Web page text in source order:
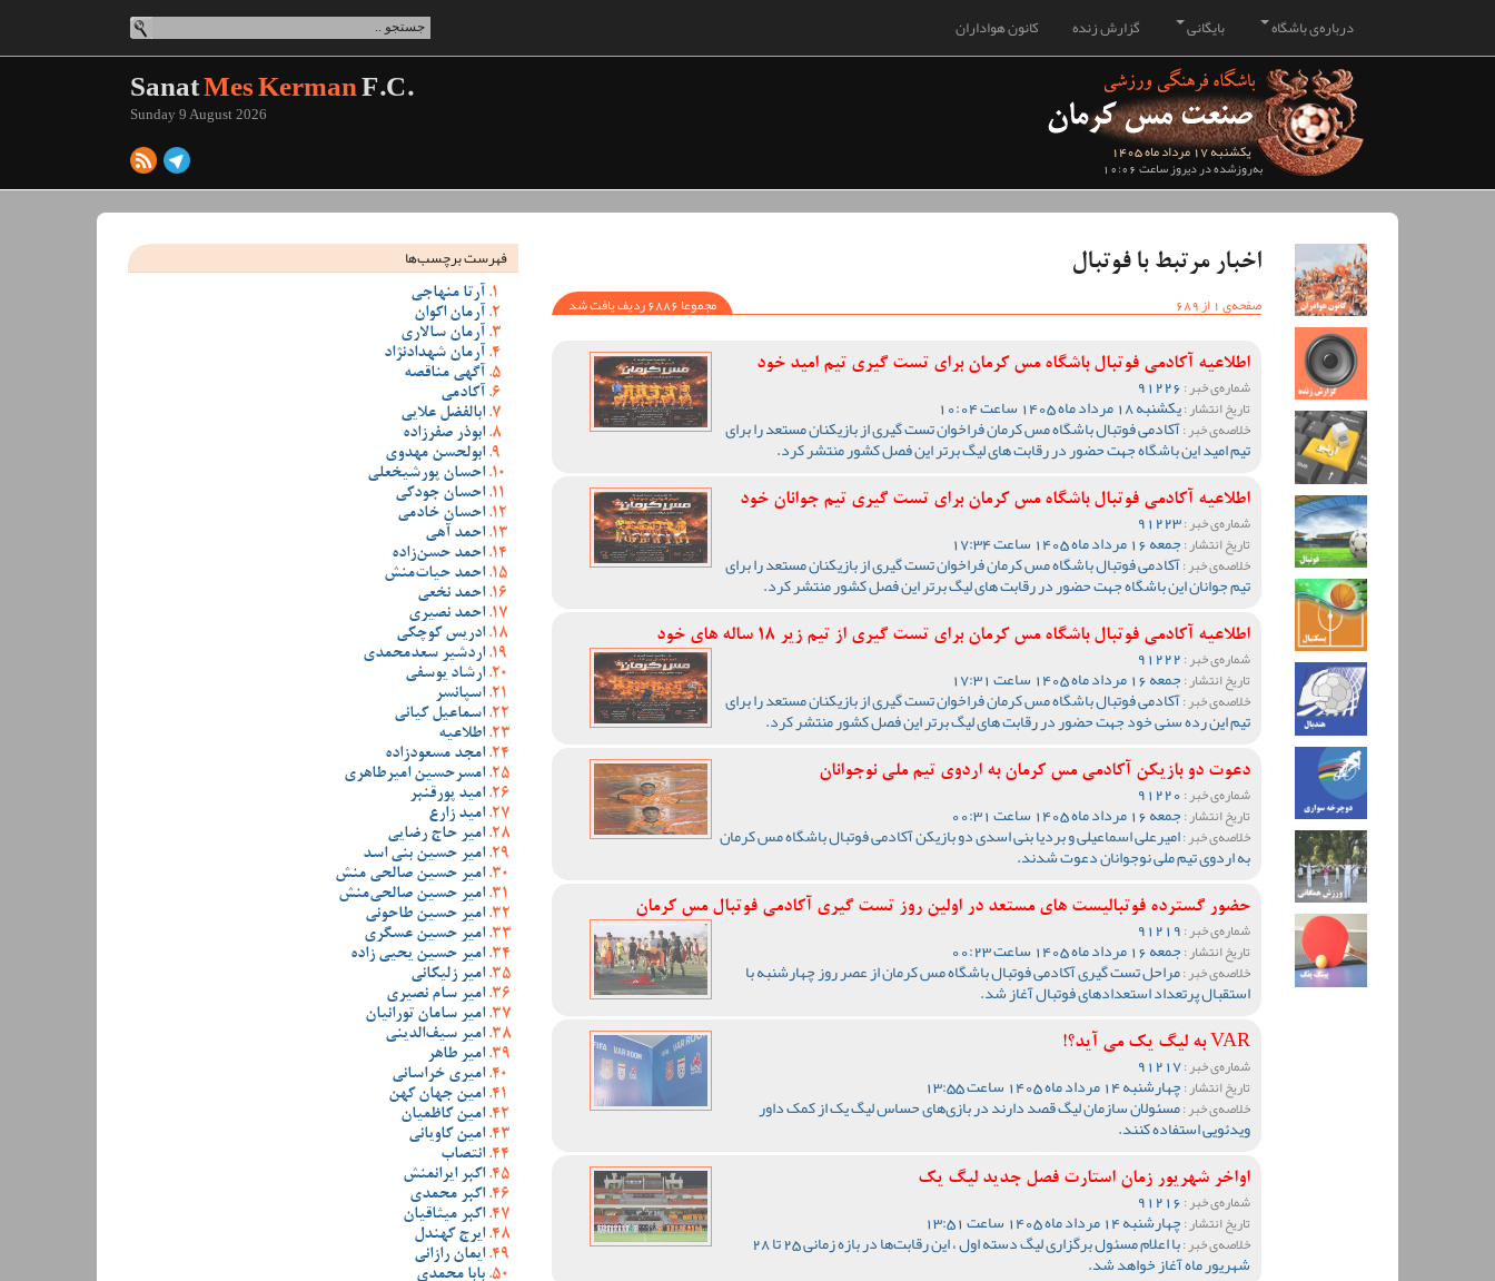
کانون هواداران گزارش زنده بایگانی درباره‌ی باشگاه
یکشنبه 17 مرداد ماه 1405
به‌روزشده در دیروز ساعت 10:06
SanatMes KermanF.C.
Sunday 9 August 2026
اخبار مرتبط با فوتبال
صفحه‌ی 1 از 689
مجموعا 6886 ردیف یافت شد
اطلاعیه آکادمی فوتبال باشگاه مس کرمان برای تست گیری تیم امید خود
شماره‌ی خبر :
تاریخ انتشار :یکشنبه 18 مرداد ماه 1405 ساعت 10:04
خلاصه‌ی خبر :آکادمی فوتبال باشگاه مس کرمان فراخوان تست گیری از بازیکنان مستعد را برای
تیم امید این باشگاه جهت حضور در رقابت های لیگ برتر این فصل کشور منتشر کرد.
اطلاعیه آکادمی فوتبال باشگاه مس کرمان برای تست گیری تیم جوانان خود
شماره‌ی خبر :91223
تاریخ انتشار :جمعه 16 مرداد ماه 1405 ساعت 17:34
خلاصه‌ی خبر :آکادمی فوتبال باشگاه مس کرمان فراخوان تست گیری از بازیکنان مستعد را برای
تیم جوانان این باشگاه جهت حضور در رقابت های لیگ برتر این فصل کشور منتشر کرد.
اطلاعیه آکادمی فوتبال باشگاه مس کرمان برای تست گیری از تیم زیر 18 ساله های خود
شماره‌ی خبر :
تاریخ انتشار :جمعه 16 مرداد ماه 1405 ساعت 17:31
خلاصه‌ی خبر :آکادمی فوتبال باشگاه مس کرمان فراخوان تست گیری از بازیکنان مستعد را برای
تیم این رده سنی خود جهت حضور در رقابت های لیگ برتر این فصل کشور منتشر کرد.
دعوت دو بازیکن آکادمی مس کرمان به اردوی تیم ملی نوجوانان
شماره‌ی خبر :
تاریخ انتشار :جمعه 16 مرداد ماه 1405 ساعت 00:31
خلاصه‌ی خبر :امیرعلی اسماعیلی و بردیا بنی اسدی دو بازیکن آکادمی فوتبال باشگاه مس کرمان
به اردوی تیم ملی نوجوانان دعوت شدند.
حضور گسترده فوتبالیست های مستعد در اولین روز تست گیری آکادمی فوتبال مس کرمان
شماره‌ی خبر :
تاریخ انتشار :جمعه 16 مرداد ماه 1405 ساعت 00:23
خلاصه‌ی خبر :مراحل تست گیری آکادمی فوتبال باشگاه مس کرمان از عصر روز چهارشنبه با
استقبال پرتعداد استعدادهای فوتبال آغاز شد.
VAR به لیگ یک می آید؟!
شماره‌ی خبر :91217
تاریخ انتشار :چهارشنبه 14 مرداد ماه 1405 ساعت 13:55
خلاصه‌ی خبر :مسئولان سازمان لیگ قصد دارند در بازی‌های حساس لیگ یک از کمک داور
ویدئویی استفاده کنند.
اواخر شهریور زمان استارت فصل جدید لیگ یک
شماره‌ی خبر :
تاریخ انتشار :چهارشنبه 14 مرداد ماه 1405 ساعت 13:51
خلاصه‌ی خبر : با اعلام مسئول برگزاری لیگ دسته اول ، این رقابت‌ها در بازه زمانی 25 تا 28
شهریور ماه آغاز خواهد شد.
فهرست برچسب‌ها
آرتا منهاجی
آرمان اکوان
آرمان سالاری
آرمان شهدادنژاد
آگهی مناقصه
آکادمی
ابالفضل علایی
ابوذر صفرزاده
ابولحسن مهدوی
احسان پورشیخعلی
احسان جودکی
احسان خادمی
احمد آهی
احمد حسن‌زاده
احمد حیات‌منش
احمد نخعی
احمد نصیری
ادریس کوچکی
اردشیر سعدمحمدی
ارشاد یوسفی
اسپانسر
اسماعیل کیانی
اطلاعیه
امجد مسعودزاده
امسرحسین امیرطاهری
امید پورقنبر
امید زارع
امیر حاج رضایی
امیر حسین بنی اسد
امیر حسین صالحی منش
امیر حسین صالحی‌منش
امیر حسین طاحونی
امیر حسین عسگری
امیر حسین یحیی زاده
امیر زلیکانی
امیر سام نصیری
امیر سامان تورانیان
امیر سیف‌الدینی
امیر طاهر
امیری خراسانی
امین جهان کهن
امین کاظمیان
امین کاویانی
انتصاب
اکبر ایرانمنش
اکبر محمدی
اکبر میثاقیان
ایرج کهندل
ایمان رازانی
بابا محمدی